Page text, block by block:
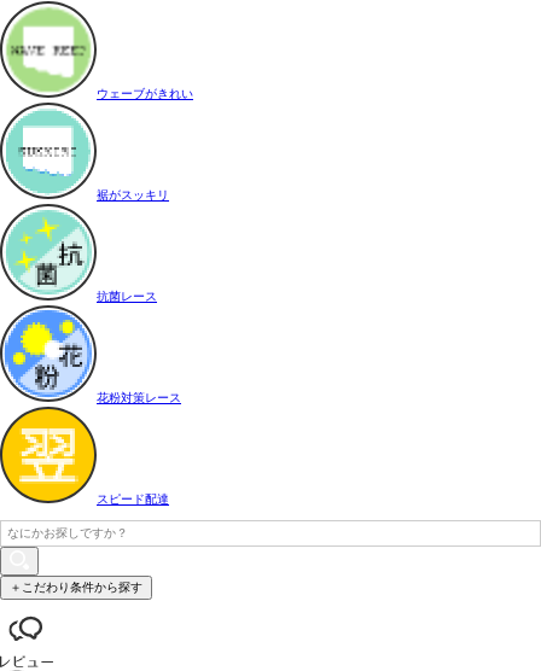
ウェーブがきれい
裾がスッキリ
抗菌レース
花粉対策レース
スピード配達
＋こだわり条件から探す